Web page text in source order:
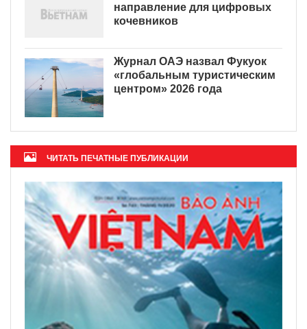
направление для цифровых
кочевников
Журнал ОАЭ назвал Фукуок
«глобальным туристическим
центром» 2026 года
ЧИТАТЬ ПЕЧАТНЫЕ ПУБЛИКАЦИИ